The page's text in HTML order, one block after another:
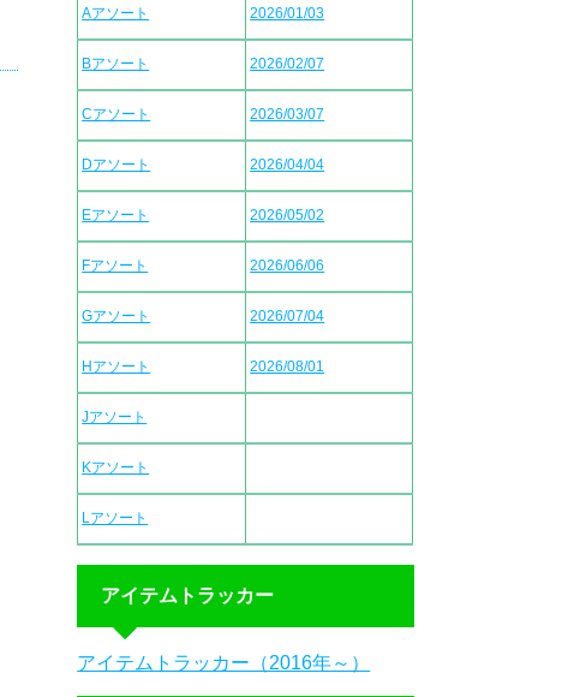
Aアソート 2026/01/03
Bアソート 2026/02/07
Cアソート 2026/03/07
Dアソート 2026/04/04
Eアソート 2026/05/02
Fアソート 2026/06/06
Gアソート 2026/07/04
Hアソート 2026/08/01
Jアソート
Kアソート
Lアソート
アイテムトラッカー
アイテムトラッカー（2016年～）